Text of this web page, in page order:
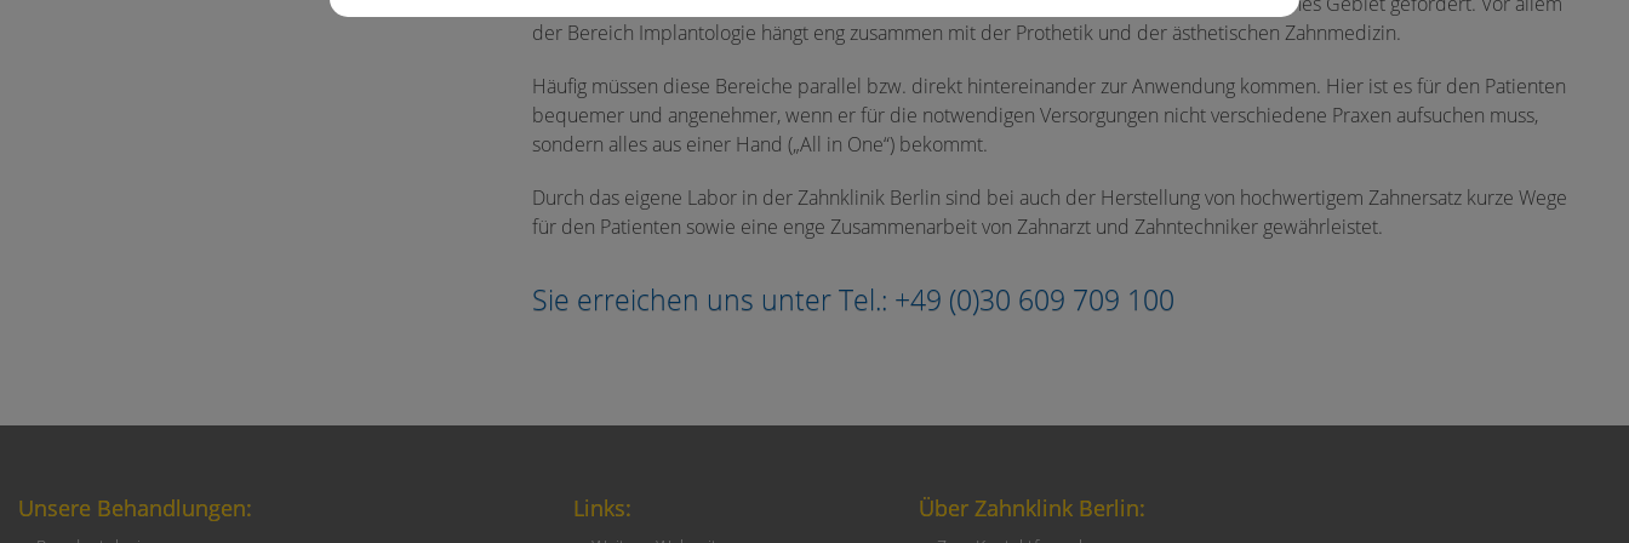
der Bereich Implantologie hängt eng zusammen mit der Prothetik und der ästhetischen Zahnmedizin.
Häufig müssen diese Bereiche parallel bzw. direkt hintereinander zur Anwendung kommen. Hier ist es für den Patienten
bequemer und angenehmer, wenn er für die notwendigen Versorgungen nicht verschiedene Praxen aufsuchen muss,
sondern alles aus einer Hand („All in One“) bekommt.
Durch das eigene Labor in der Zahnklinik Berlin sind bei auch der Herstellung von hochwertigem Zahnersatz kurze Wege
für den Patienten sowie eine enge Zusammenarbeit von Zahnarzt und Zahntechniker gewährleistet.
Sie erreichen uns unter Tel.: +49 (0)30 609 709 100
Unsere Behandlungen: Links: Über Zahnklink Berlin: